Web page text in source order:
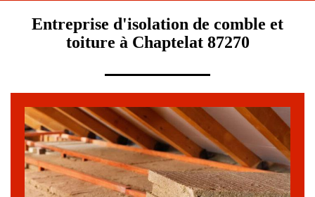
Entreprise d'isolation de comble et
toiture à Chaptelat 87270